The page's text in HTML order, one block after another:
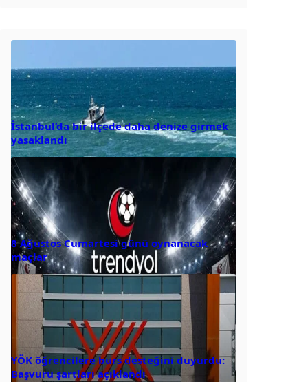
İstanbul’da bir ilçede daha denize girmek
yasaklandı
8 Ağustos Cumartesi günü oynanacak
maçlar
YÖK öğrencilere burs desteğini duyurdu:
Başvuru şartları açıklandı